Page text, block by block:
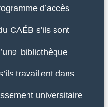
d’accès
CAÉB s’ils sont
bibliothèque
travaillent dans
universitaire